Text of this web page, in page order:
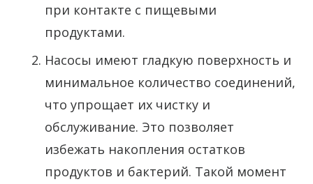
при контакте с пищевыми
продуктами.
Насосы имеют гладкую поверхность и
минимальное количество соединений,
что упрощает их чистку и
обслуживание. Это позволяет
избежать накопления остатков
продуктов и бактерий. Такой момент